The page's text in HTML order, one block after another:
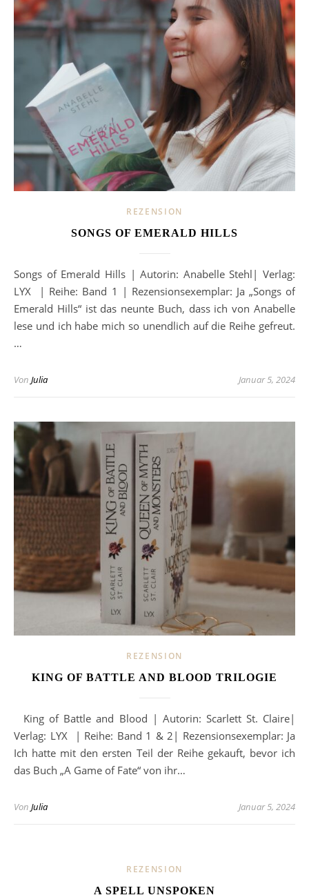
REZENSION
SONGS OF EMERALD HILLS
Songs of Emerald Hills | Autorin: Anabelle Stehl| Verlag:
LYX | Reihe: Band 1 | Rezensionsexemplar: Ja „Songs of
Emerald Hills“ ist das neunte Buch, dass ich von Anabelle
lese und ich habe mich so unendlich auf die Reihe gefreut.
…
Von Julia Januar 5, 2024
REZENSION
KING OF BATTLE AND BLOOD TRILOGIE
King of Battle and Blood | Autorin: Scarlett St. Claire|
Verlag: LYX | Reihe: Band 1 & 2| Rezensionsexemplar: Ja
Ich hatte mit den ersten Teil der Reihe gekauft, bevor ich
das Buch „A Game of Fate“ von ihr…
Von Julia Januar 5, 2024
REZENSION
A SPELL UNSPOKEN